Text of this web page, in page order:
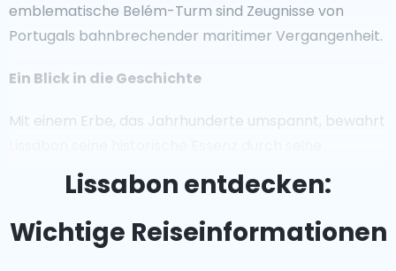
emblematische Belém-Turm sind Zeugnisse von
Portugals bahnbrechender maritimer Vergangenheit.
Ein Blick in die Geschichte
Mit einem Erbe, das Jahrhunderte umspannt, bewahrt
architektonischen Wunder. Das Schloss São Jorge
bietet einen weiten Blick auf das Stadtbild, während
Chiado, ein Viertel, das für sein künstlerisches und
literarisches Erbe gefeiert wird, zur Erkundung einlädt.
Lissabon entdecken:
Wichtige Reiseinformationen